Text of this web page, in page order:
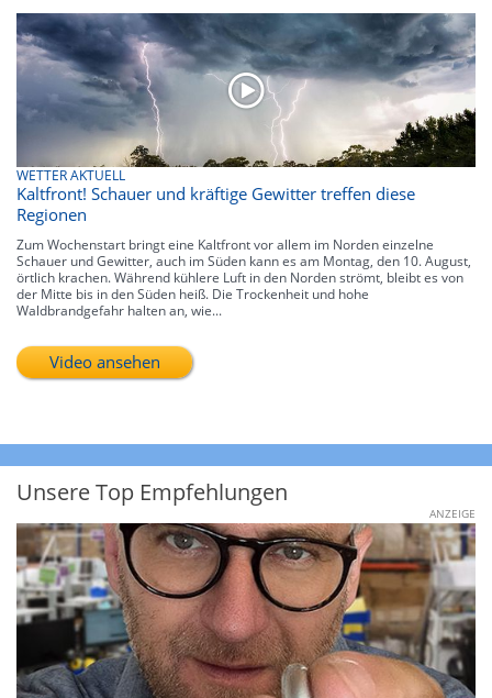
WETTER AKTUELL
Kaltfront! Schauer und kräftige Gewitter treffen diese
Regionen
Zum Wochenstart bringt eine Kaltfront vor allem im Norden einzelne
Schauer und Gewitter, auch im Süden kann es am Montag, den 10. August,
örtlich krachen. Während kühlere Luft in den Norden strömt, bleibt es von
der Mitte bis in den Süden heiß. Die Trockenheit und hohe
Waldbrandgefahr halten an, wie...
Video ansehen
Unsere Top Empfehlungen
ANZEIGE